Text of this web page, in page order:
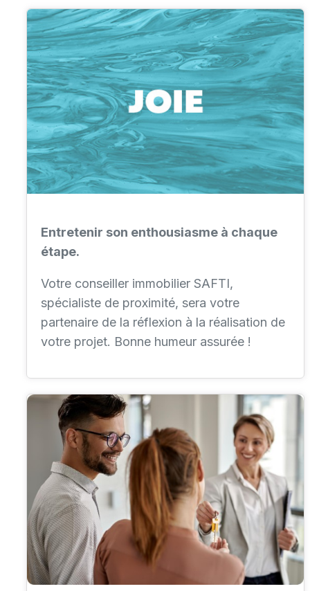
Entretenir son enthousiasme à chaque
étape.
Votre conseiller immobilier SAFTI,
spécialiste de proximité, sera votre
partenaire de la réflexion à la réalisation de
votre projet. Bonne humeur assurée !